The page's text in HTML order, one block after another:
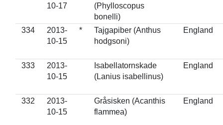
10-17
(Phylloscopus
bonelli)
334
2013-
10-15
*
Tajgapiber (Anthus
hodgsoni)
England
333
2013-
10-15
Isabellatornskade
(Lanius isabellinus)
England
332
2013-
10-15
Gråsisken (Acanthis
flammea)
England